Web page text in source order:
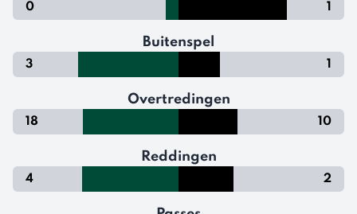
0 1
Buitenspel
3 1
Overtredingen
18 10
Reddingen
4 2